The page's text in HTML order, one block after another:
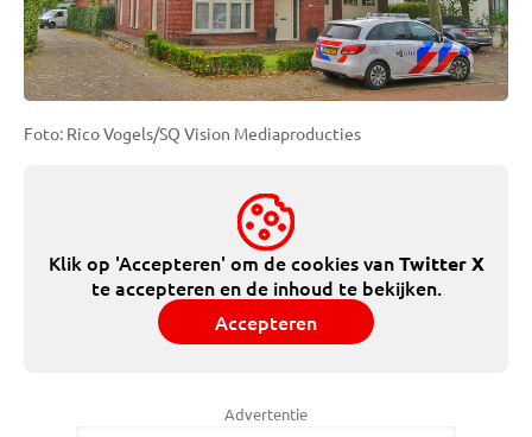
Foto: Rico Vogels/SQ Vision Mediaproducties
Klik op 'Accepteren' om de cookies vanTwitter X
te accepteren en de inhoud te bekijken.
Accepteren
Advertentie